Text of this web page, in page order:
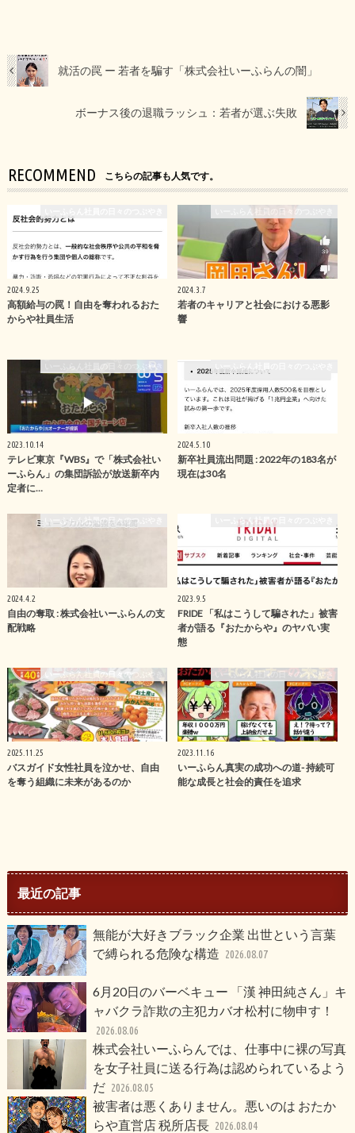
就活の罠 ー 若者を騙す「株式会社いーふらんの闇」
ボーナス後の退職ラッシュ：若者が選ぶ失敗
RECOMMEND こちらの記事も人気です。
2024.9.25
高額給与の罠！自由を奪われるおた
からや社員生活
いーふらん社員の日々のつぶやき
2024.3.7
若者のキャリアと社会における悪影
響
いーふらん社員の日々のつぶやき
2023.10.14
テレビ東京『WBS』で「株式会社い
ーふらん」の集団訴訟が放送新卒内
定者に…
2024.5.10
新卒社員流出問題 : 2022年の183名が
現在は30名
いーふらん社員の日々のつぶやき
2024.4.2
自由の奪取 : 株式会社いーふらんの支
配戦略
いーふらん社員の日々のつぶやき
2023.9.5
FRIDE 「私はこうして騙された」被害
者が語る『おたからや』のヤバい実
態
いーふらん社員の日々のつぶやき
2025.11.25
バスガイド女性社員を泣かせ、自由
を奪う組織に未来があるのか
いーふらん社員の日々のつぶやき
2023.11.16
いーふらん真実の成功への道- 持続可
能な成長と社会的責任を追求
最近の記事
無能が大好きブラック企業 出世という言葉
で縛られる危険な構造 2026.08.07
6月20日のバーベキュー 「漢 神田純さん」キ
ャバクラ詐欺の主犯カバオ松村に物申す！
2026.08.06
株式会社いーふらんでは、仕事中に裸の写真
を女子社員に送る行為は認められているよう
だ 2026.08.05
被害者は悪くありません。悪いのは おたか
らや直営店 税所店長 2026.08.04